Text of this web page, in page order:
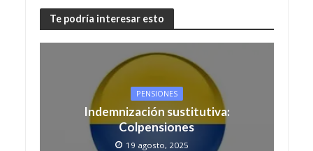
Te podría interesar esto
PENSIONES
Indemnización sustitutiva:
Colpensiones
19 agosto, 2025